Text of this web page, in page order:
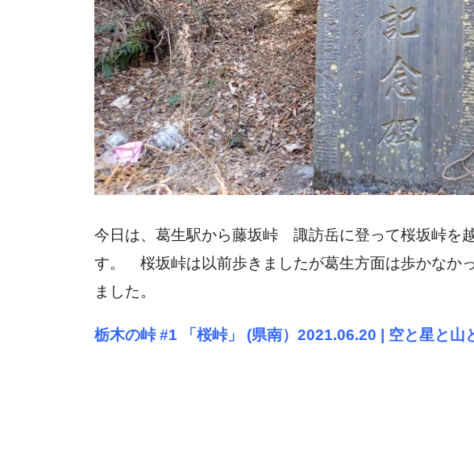
今日は、葛生駅から藤坂峠 諏訪岳に登って桜坂峠を
す。 桜坂峠は以前歩きましたが葛生方面は歩かなか
ました。
栃木の峠 #1 「桜峠」 (県南）2021.06.20 | 空と星と